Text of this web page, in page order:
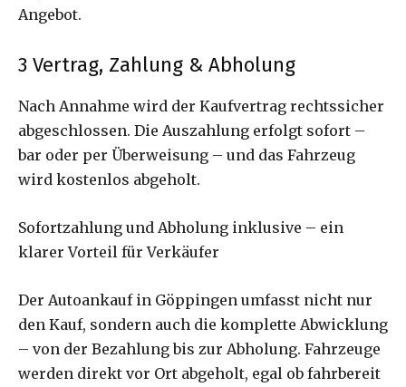
Angebot.
3️ Vertrag, Zahlung & Abholung
Nach Annahme wird der Kaufvertrag rechtssicher
abgeschlossen. Die Auszahlung erfolgt sofort –
bar oder per Überweisung – und das Fahrzeug
wird kostenlos abgeholt.
Sofortzahlung und Abholung inklusive – ein
klarer Vorteil für Verkäufer
Der Autoankauf in Göppingen umfasst nicht nur
den Kauf, sondern auch die komplette Abwicklung
– von der Bezahlung bis zur Abholung. Fahrzeuge
werden direkt vor Ort abgeholt, egal ob fahrbereit